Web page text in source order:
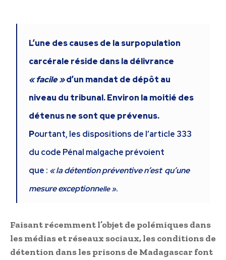
L’une des causes de la surpopulation
carcérale réside dans la délivrance
« facile »d’un mandat de dépôt au
niveau du tribunal. Environ la moitié des
détenus ne sont que prévenus.
Pourtant, les dispositions de l’article 333
du code Pénal malgache prévoient
que : « la détention préventive n’est qu’une
mesure exceptionnelle ».
Faisant récemment l’objet de polémiques dans
les médias et réseaux sociaux, les conditions de
détention dans les prisons de Madagascar font